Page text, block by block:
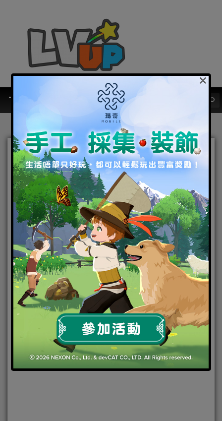
《妖怪正傳》妖盟系統正式
上線！ 致敬經典 法海禪師助
你降妖伏魔
2019-05-09|Android,IOS,好康活動 手機遊戲,焦點新聞
妖怪正傳
×